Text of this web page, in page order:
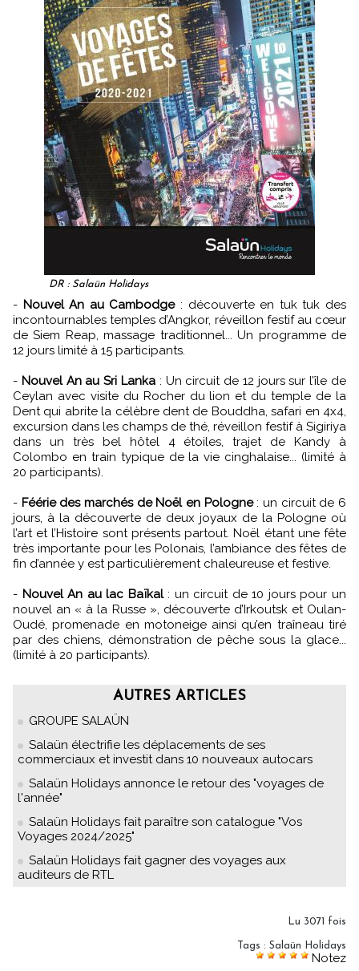
DR : Salaün Holidays
Nouvel An au Cambodge: découverte en tuk tuk des
incontournables temples d’Angkor, réveillon festif au cœur
de Siem Reap, massage traditionnel... Un programme de
12 jours limité à 15 participants.
- Nouvel An au Sri Lanka: Un circuit de 12 jours sur l’île de
Ceylan avec visite du Rocher du lion et du temple de la
Dent qui abrite la célèbre dent de Bouddha, safari en 4x4,
excursion dans les champs de thé, réveillon festif à Sigiriya
dans un très bel hôtel 4 étoiles, trajet de Kandy à
Colombo en train typique de la vie cinghalaise... (limité à
20 participants).
- Féérie des marchés de Noël en Pologne: un circuit de 6
jours, à la découverte de deux joyaux de la Pologne où
l’art et l’Histoire sont présents partout. Noël étant une fête
très importante pour les Polonais, l’ambiance des fêtes de
fin d’année y est particulièrement chaleureuse et festive.
- Nouvel An au lac Baïkal: un circuit de 10 jours pour un
nouvel an « à la Russe », découverte d’Irkoutsk et Oulan-
Oudé, promenade en motoneige ainsi qu’en traîneau tiré
par des chiens, démonstration de pêche sous la glace...
(limité à 20 participants).
AUTRES ARTICLES
GROUPE SALAÜN
Salaün électrifie les déplacements de ses
commerciaux et investit dans 10 nouveaux autocars
Salaün Holidays annonce le retour des "voyages de
l'année"
Salaün Holidays fait paraître son catalogue "Vos
Voyages 2024/2025"
Salaün Holidays fait gagner des voyages aux
auditeurs de RTL
Lu 3071 fois
Tags : Salaün Holidays
Notez